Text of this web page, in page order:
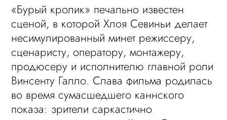
«Бурый кролик» печально известен
сценой, в которой Хлоя Севиньи делает
несимулированный минет режиссеру,
сценаристу, оператору, монтажеру,
продюсеру и исполнителю главной роли
Винсенту Галло. Слава фильма родилась
во время сумасшедшего каннского
показа: зрители саркастично